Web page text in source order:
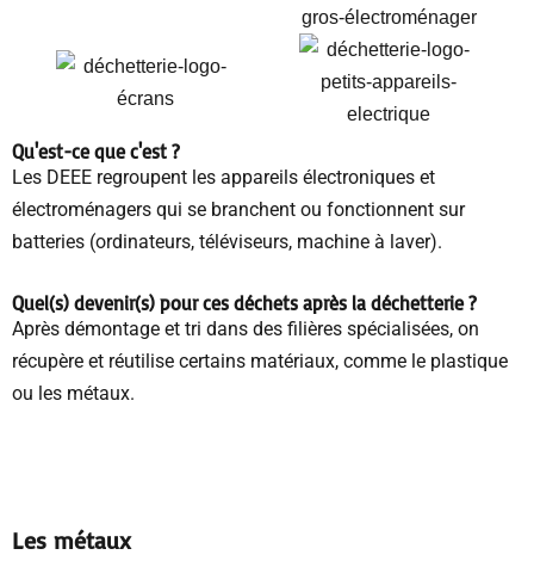
Qu'est-ce que c'est ?
Les DEEE regroupent les appareils électroniques et
électroménagers qui se branchent ou fonctionnent sur
batteries (ordinateurs, téléviseurs, machine à laver).
Quel(s) devenir(s) pour ces déchets après la déchetterie?
Après démontage et tri dans des filières spécialisées, on
récupère et réutilise certains matériaux, comme le plastique
ou les métaux.
Les métaux